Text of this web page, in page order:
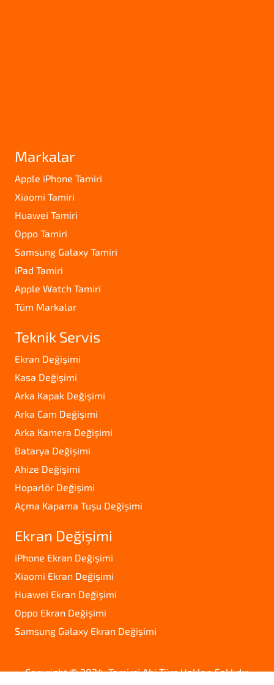
Markalar
Apple iPhone Tamiri
Xiaomi Tamiri
Huawei Tamiri
Oppo Tamiri
Samsung Galaxy Tamiri
iPad Tamiri
Apple Watch Tamiri
Tüm Markalar
Teknik Servis
Ekran Değişimi
Kasa Değişimi
Arka Kapak Değişimi
Arka Cam Değişimi
Arka Kamera Değişimi
Batarya Değişimi
Ahize Değişimi
Hoparlör Değişimi
Açma Kapama Tuşu Değişimi
Ekran Değişimi
iPhone Ekran Değişimi
Xiaomi Ekran Değişimi
Huawei Ekran Değişimi
Oppo Ekran Değişimi
Samsung Galaxy Ekran Değişimi
Copyright © 2024. Tamirci Abi Tüm Hakları Saklıdır.